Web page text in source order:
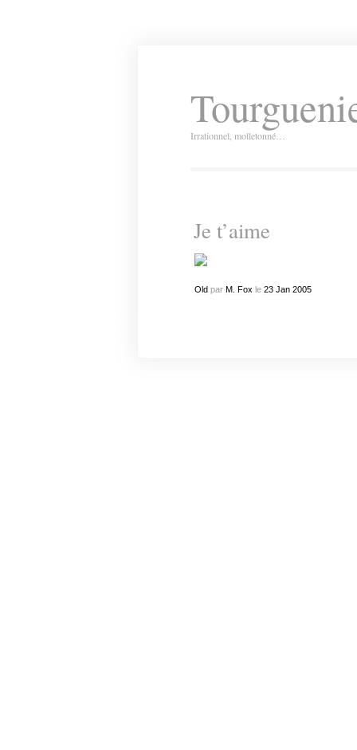
Irrationnel, molletonné…
Je t’aime
Oldpar M. Fox le 23 Jan 2005